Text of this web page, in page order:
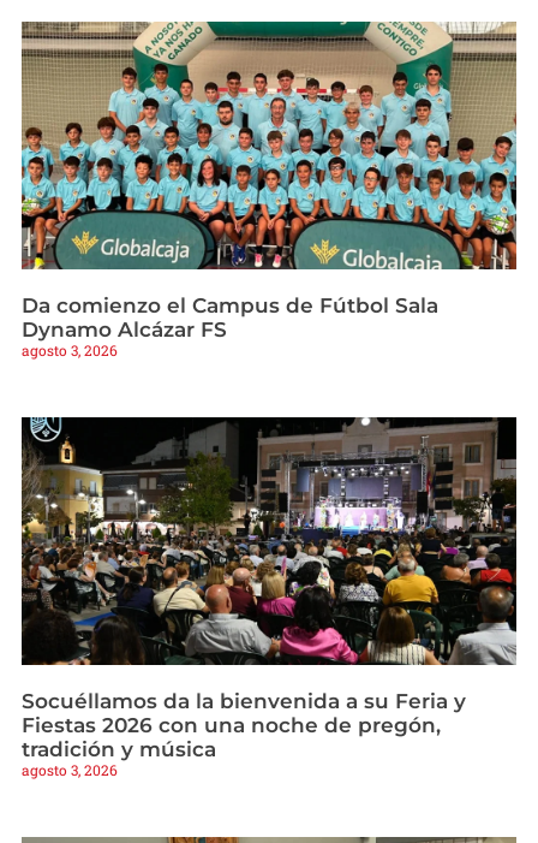
Da comienzo el Campus de Fútbol Sala
Dynamo Alcázar FS
agosto 3, 2026
Socuéllamos da la bienvenida a su Feria y
Fiestas 2026 con una noche de pregón,
tradición y música
agosto 3, 2026